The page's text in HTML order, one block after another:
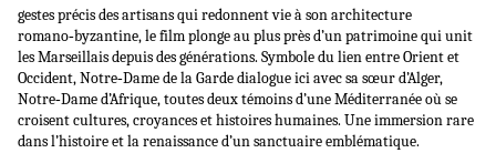
gestes précis des artisans qui redonnent vie à son architecture
romano‑byzantine, le film plonge au plus près d’un patrimoine qui unit
les Marseillais depuis des générations. Symbole du lien entre Orient et
Occident, Notre‑Dame de la Garde dialogue ici avec sa sœur d’Alger,
Notre‑Dame d’Afrique, toutes deux témoins d’une Méditerranée où se
croisent cultures, croyances et histoires humaines. Une immersion rare
dans l’histoire et la renaissance d’un sanctuaire emblématique.